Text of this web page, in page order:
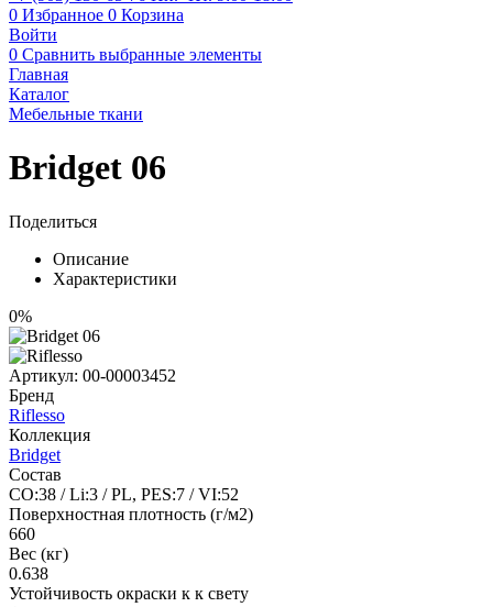
0 Избранное 0 Корзина
Войти
0 Сравнить выбранные элементы
Главная
Каталог
Мебельные ткани
Bridget 06
Поделиться
Описание
Характеристики
0%
Артикул: 00-00003452
Бренд
Riflesso
Коллекция
Bridget
Состав
CO:38 / Li:3 / PL, PES:7 / VI:52
Поверхностная плотность (г/м2)
660
Вес (кг)
0.638
Устойчивость окраски к к свету